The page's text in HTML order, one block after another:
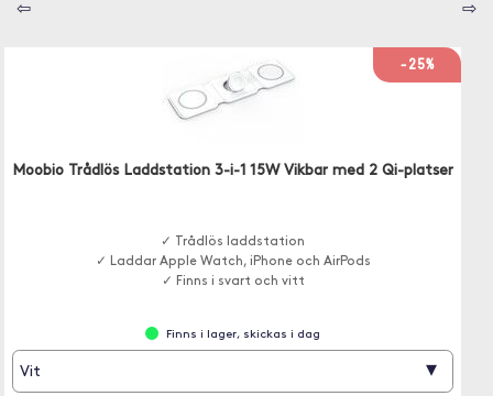
⇦ ⇨
-25%
Moobio Trådlös Laddstation 3-i-1 15W Vikbar med 2 Qi-platser
✓ Trådlös laddstation
✓ Laddar Apple Watch, iPhone och AirPods
✓ Finns i svart och vitt
Finns i lager, skickas i dag
Vit ▾